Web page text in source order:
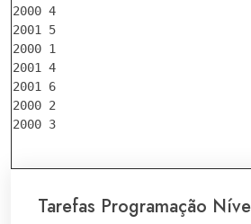
2000 4
2001 5
2000 1
2001 4
2001 6
2000 2
2000 3
Tarefas Programação